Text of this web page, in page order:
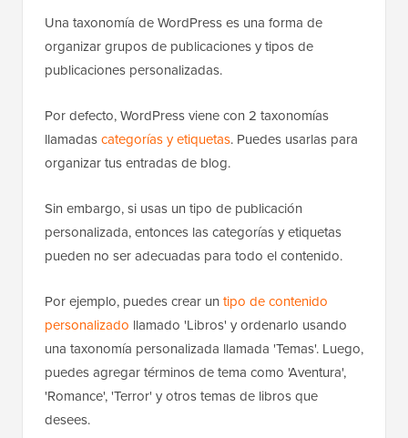
Una taxonomía de WordPress es una forma de
organizar grupos de publicaciones y tipos de
publicaciones personalizadas.
Por defecto, WordPress viene con 2 taxonomías
llamadascategorías y etiquetas. Puedes usarlas para
organizar tus entradas de blog.
Sin embargo, si usas un tipo de publicación
personalizada, entonces las categorías y etiquetas
pueden no ser adecuadas para todo el contenido.
Por ejemplo, puedes crear un tipo de contenido
personalizado llamado 'Libros' y ordenarlo usando
una taxonomía personalizada llamada 'Temas'. Luego,
puedes agregar términos de tema como 'Aventura',
'Romance', 'Terror' y otros temas de libros que
desees.